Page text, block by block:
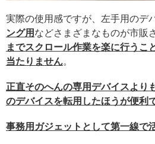
実際の使用感ですが、左手用のデ
ング用 などさまざまなものが市販
までスクロール作業を楽に行うこ
当たりません。
正直そのへんの専用デバイスより
のデバイスを転用したほうが便利
事務用ガジェットとして第一線で